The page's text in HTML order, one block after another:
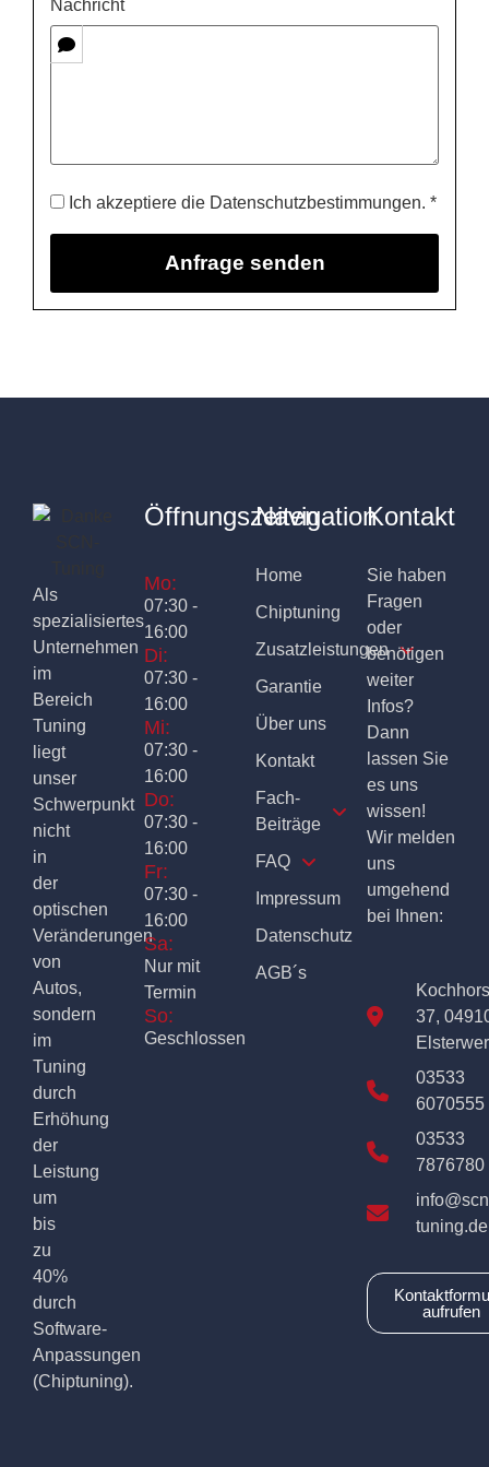
Nachricht
Ich akzeptiere die Datenschutzbestimmungen. *
Als
spezialisiertes
Unternehmen
im
Bereich
Tuning
liegt
unser
Schwerpunkt
nicht
in
der
optischen
Veränderungen
von
Autos,
sondern
im
Tuning
durch
Erhöhung
der
Leistung
um
bis
zu
40%
durch
Software-
Anpassungen
(Chiptuning).
Öffnungszeiten
Mo:
07:30 -
16:00
Di:
07:30 -
16:00
Mi:
07:30 -
16:00
Do:
07:30 -
16:00
Fr:
07:30 -
16:00
Sa:
Nur mit
Termin
So:
Geschlossen
Navigation
Home
Chiptuning
Zusatzleistungen
Garantie
Über uns
Kontakt
Fach-
Beiträge
FAQ
Impressum
Datenschutz
AGB´s
Kontakt
Sie haben
Fragen
oder
benötigen
weiter
Infos?
Dann
lassen Sie
es uns
wissen!
Wir melden
uns
umgehend
bei Ihnen:
37,
03533
6070555
03533
7876780
tuning.de
aufrufen